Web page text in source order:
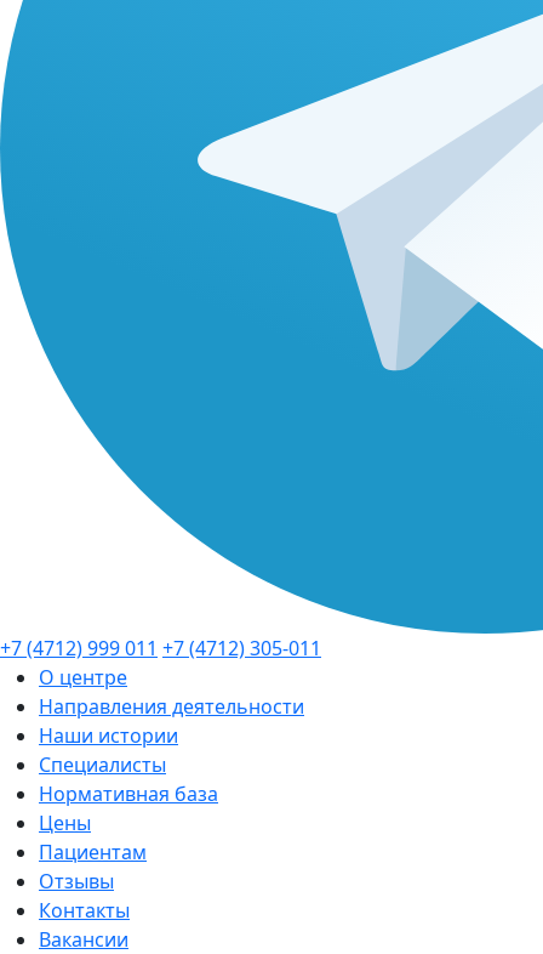
+7 (4712) 999 011 +7 (4712) 305-011
О центре
Направления деятельности
Наши истории
Специалисты
Нормативная база
Цены
Пациентам
Отзывы
Контакты
Вакансии